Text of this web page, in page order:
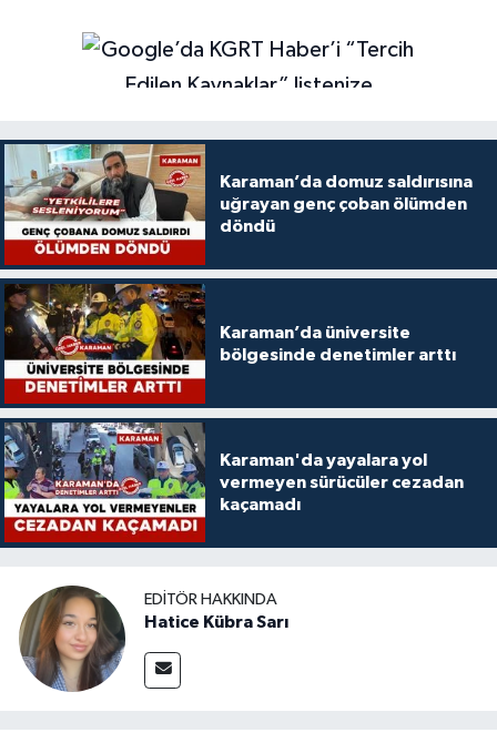
Karaman’da domuz saldırısına
uğrayan genç çoban ölümden
döndü
Karaman’da üniversite
bölgesinde denetimler arttı
Karaman'da yayalara yol
vermeyen sürücüler cezadan
kaçamadı
EDITÖR HAKKINDA
Hatice Kübra Sarı